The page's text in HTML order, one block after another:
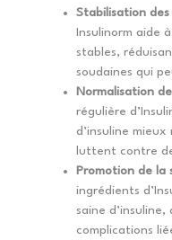
Stabilisation
Insulinorm aide
stables,
soudaines qui
Normalisation
régulière
d’insuline
luttent contre
Promotion de la
ingrédients
saine
complications